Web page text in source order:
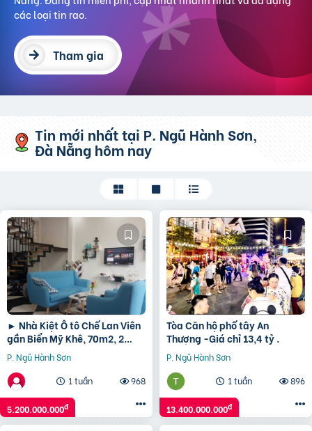
các loại tin rao.
Tham gia
Tin mới nhấttại P. Ngũ Hành Sơn,
Đà Nẵnghôm nay
► Nhà Kiệt Ô tô Chế Lan Viên
gần Biển Mỹ Khê, 70m2, 2
tầng sạch đẹp, 5.2 tỷ
P. Ngũ Hành Sơn
1 tuần
968
5.200.000.000đ
Tòa Căn hộ phố tây An
Thượng -Giá chỉ 13,4 tỷ .
P. Ngũ Hành Sơn
1 tuần
896
13.400.000.000đ